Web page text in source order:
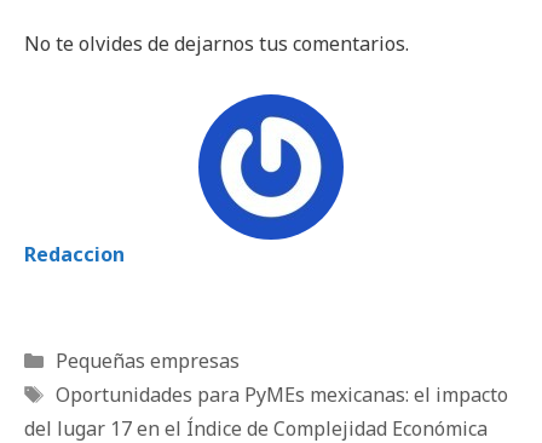
No te olvides de dejarnos tus comentarios.
Redaccion
Categorías
Pequeñas empresas
Etiquetas
Oportunidades para PyMEs mexicanas: el impacto
del lugar 17 en el Índice de Complejidad Económica